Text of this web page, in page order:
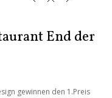
End der
gewinnen den 1.Preis